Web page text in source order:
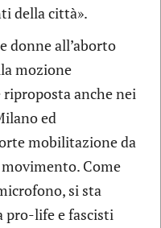
della città».
donne all’aborto
mozione
riproposta anche nei
ed
mobilitazione da
Come
si sta
pro-life e fascisti